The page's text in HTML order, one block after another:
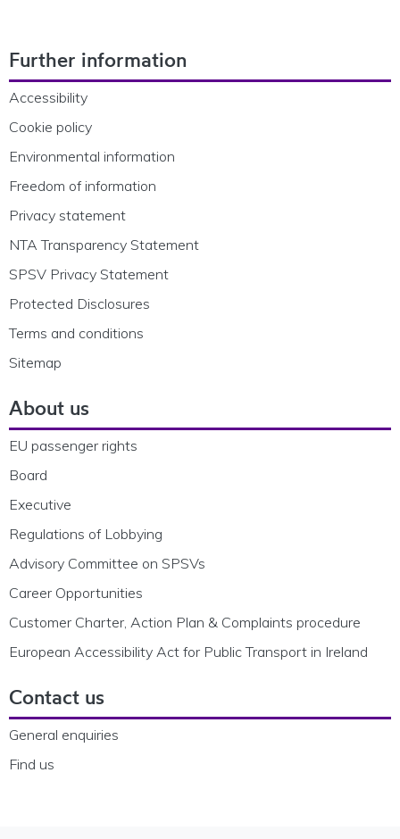
Further information
Accessibility
Cookie policy
Environmental information
Freedom of information
Privacy statement
NTA Transparency Statement
SPSV Privacy Statement
Protected Disclosures
Terms and conditions
Sitemap
About us
EU passenger rights
Board
Executive
Regulations of Lobbying
Advisory Committee on SPSVs
Career Opportunities
Customer Charter, Action Plan & Complaints procedure
European Accessibility Act for Public Transport in Ireland
Contact us
General enquiries
Find us